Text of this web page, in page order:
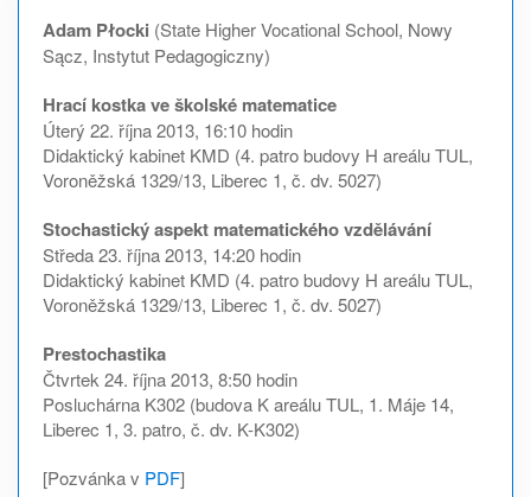
Adam Płocki (State Higher Vocational School, Nowy
Sącz, Instytut Pedagogiczny)
Hrací kostka ve školské matematice
Úterý 22. října 2013, 16:10 hodin
Didaktický kabinet KMD (4. patro budovy H areálu TUL,
Voroněžská 1329/13, Liberec 1, č. dv. 5027)
Stochastický aspekt matematického vzdělávání
Středa 23. října 2013, 14:20 hodin
Didaktický kabinet KMD (4. patro budovy H areálu TUL,
Voroněžská 1329/13, Liberec 1, č. dv. 5027)
Prestochastika
Čtvrtek 24. října 2013, 8:50 hodin
Posluchárna K302 (budova K areálu TUL, 1. Máje 14,
Liberec 1, 3. patro, č. dv. K-K302)
[Pozvánka v PDF]